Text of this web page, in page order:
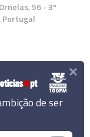
56 - 3º
Portugal
de ser
×